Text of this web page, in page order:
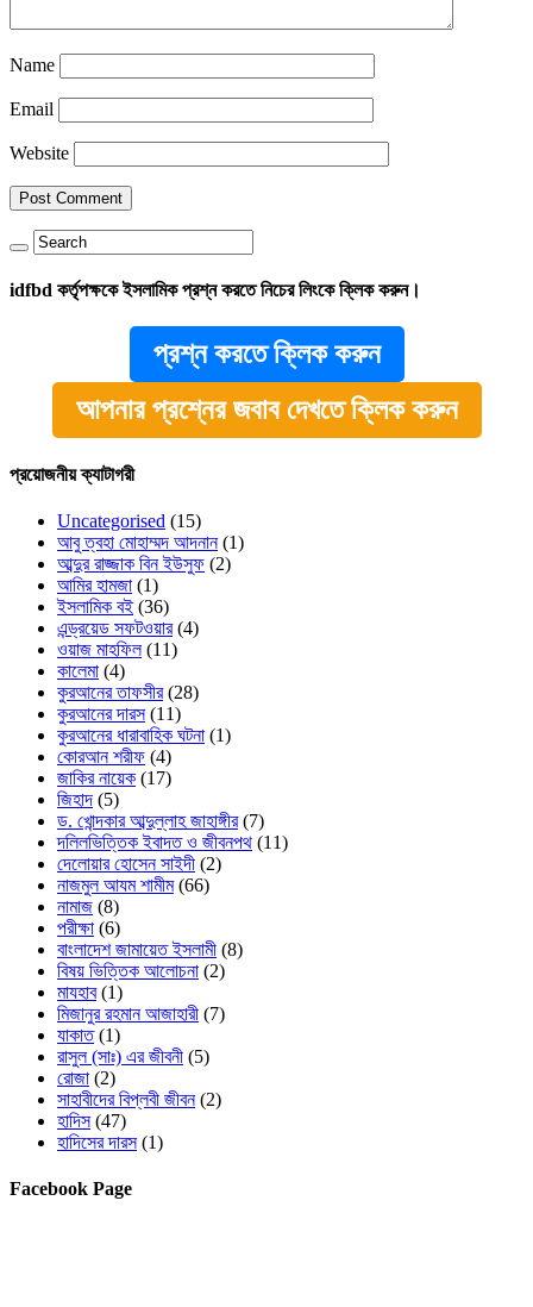
Name
Email
Website
idfbd কর্তৃপক্ষকে ইসলামিক প্রশ্ন করতে নিচের লিংকে ক্লিক করুন।
প্রশ্ন করতে ক্লিক করুন
আপনার প্রশ্নের জবাব দেখতে ক্লিক করুন
প্রয়োজনীয় ক্যাটাগরী
Uncategorised (15)
আবু ত্বহা মোহাম্মদ আদনান(1)
আব্দুর রাজ্জাক বিন ইউসুফ (2)
আমির হামজা (1)
ইসলামিক বই (36)
এন্ড্রয়েড সফটওয়ার(4)
ওয়াজ মাহফিল(11)
কালেমা (4)
কুরআনের তাফসীর(28)
কুরআনের দারস(11)
কুরআনের ধারাবাহিক ঘটনা (1)
কোরআন শরীফ (4)
জাকির নায়েক (17)
জিহাদ (5)
ড. খোন্দকার আব্দুল্লাহ জাহাঙ্গীর(7)
দলিলভিত্তিক ইবাদত ও জীবনপথ (11)
দেলোয়ার হোসেন সাইদী (2)
নাজমুল আযম শামীম(66)
নামাজ (8)
পরীক্ষা (6)
বাংলাদেশ জামায়েত ইসলামী (8)
বিষয় ভিত্তিক আলোচনা (2)
মাযহাব(1)
মিজানুর রহমান আজাহারী (7)
যাকাত(1)
রাসুল (সাঃ) এর জীবনী (5)
রোজা (2)
সাহাবীদের বিপ্লবী জীবন(2)
হাদিস(47)
হাদিসের দারস(1)
Facebook Page